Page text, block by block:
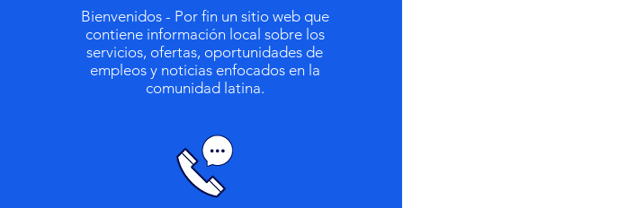
Bienvenidos - Por fin un sitio web que
contiene información local sobre los
servicios, ofertas, oportunidades de
empleos y noticias enfocados en la
comunidad latina.